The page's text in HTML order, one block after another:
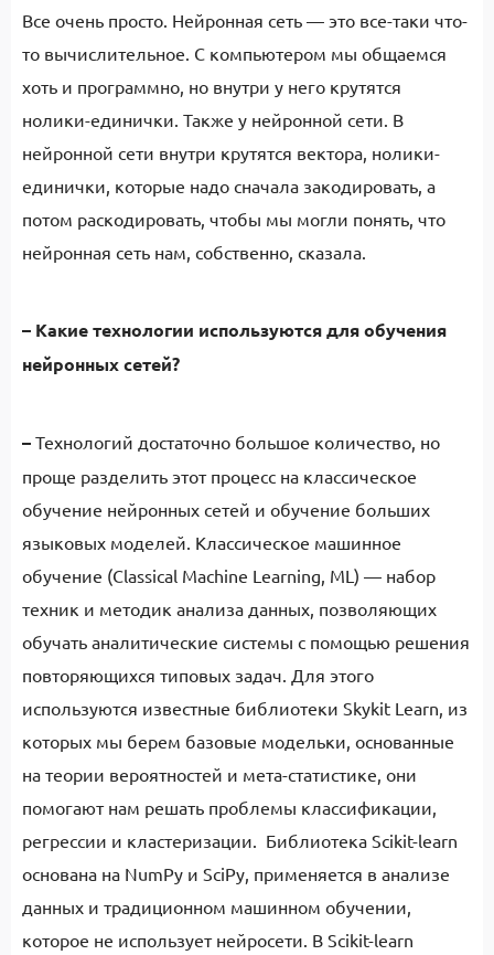
Все очень просто. Нейронная сеть — это все-таки что-
то вычислительное. С компьютером мы общаемся
хоть и программно, но внутри у него крутятся
нолики-единички. Также у нейронной сети. В
нейронной сети внутри крутятся вектора, нолики-
единички, которые надо сначала закодировать, а
потом раскодировать, чтобы мы могли понять, что
нейронная сеть нам, собственно, сказала.
– Какие технологии используются для обучения
нейронных сетей?
– Технологий достаточно большое количество, но
проще разделить этот процесс на классическое
обучение нейронных сетей и обучение больших
языковых моделей. Классическое машинное
обучение (Classical Machine Learning, ML) — набор
техник и методик анализа данных, позволяющих
обучать аналитические системы с помощью решения
повторяющихся типовых задач. Для этого
используются известные библиотеки Skykit Learn, из
которых мы берем базовые модельки, основанные
на теории вероятностей и мета-статистике, они
помогают нам решать проблемы классификации,
регрессии и кластеризации. Библиотека Scikit-learn
основана на NumPy и SciPy, применяется в анализе
данных и традиционном машинном обучении,
которое не использует нейросети. В Scikit-learn